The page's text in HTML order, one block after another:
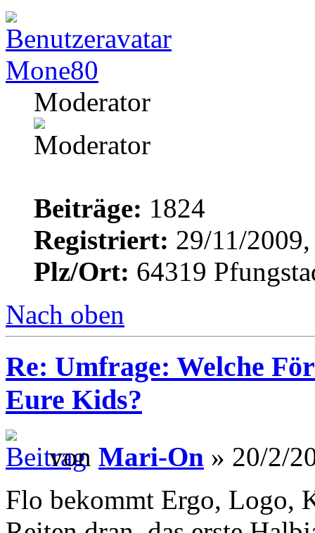
Mone80
Moderator
Beiträge: 1824
Registriert: 29/11/
Plz/Ort: 64319
Nach oben
Re: Umfrage: Welche
Eure Kids?
von Mari-On » 20/2/
Flo bekommt Ergo, Logo,